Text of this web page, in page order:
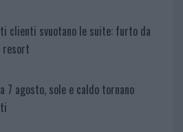
clienti svuotano le suite: furto da
resort
7 agosto, sole e caldo tornano